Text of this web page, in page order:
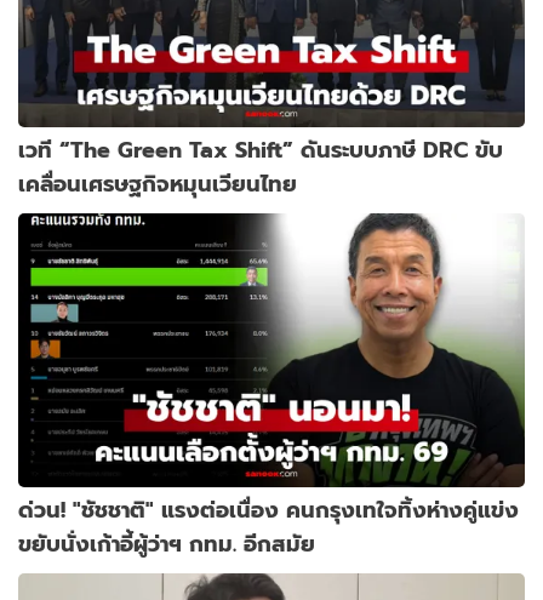
เวที “The Green Tax Shift” ดันระบบภาษี DRC ขับ
เคลื่อนเศรษฐกิจหมุนเวียนไทย
ด่วน! "ชัชชาติ" แรงต่อเนื่อง คนกรุงเทใจทิ้งห่างคู่แข่ง
ขยับนั่งเก้าอี้ผู้ว่าฯ กทม. อีกสมัย